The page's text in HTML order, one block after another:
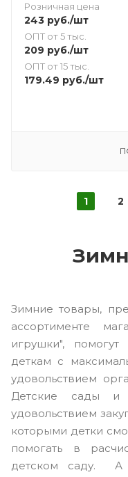
Розничная цена
243 руб./шт
ОПТ от 5 тыс.
209 руб./шт
ОПТ от 15 тыс.
179.49 руб./шт
1 2
Зимние товары,
ассортименте
игрушки",
деткам с
удовольствием
Детские сады и
удовольствием
которыми детки
помогать в
детском саду. А